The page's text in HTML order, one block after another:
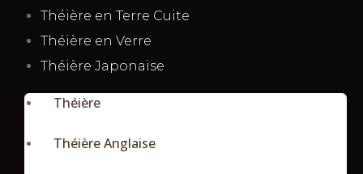
Théière en Terre Cuite
Théière en Verre
Théière Japonaise
Théière
Théière Anglaise